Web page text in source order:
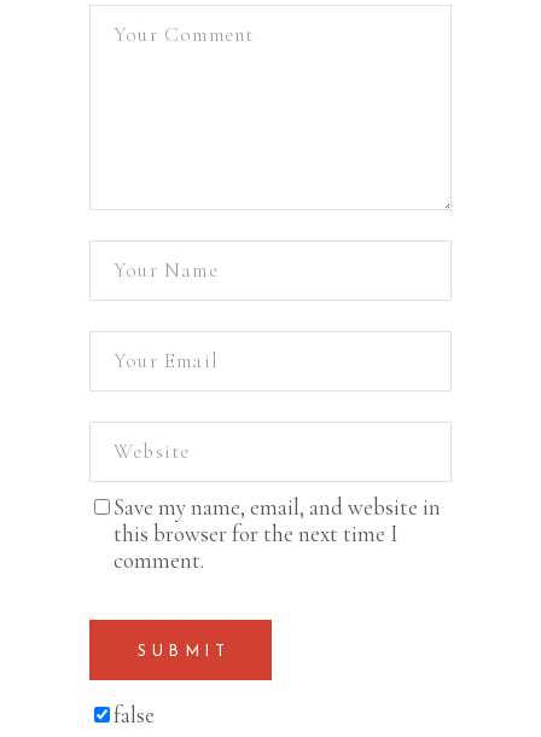
Save my name, email, and website in
this browser for the next time I
comment.
SUBMIT
false